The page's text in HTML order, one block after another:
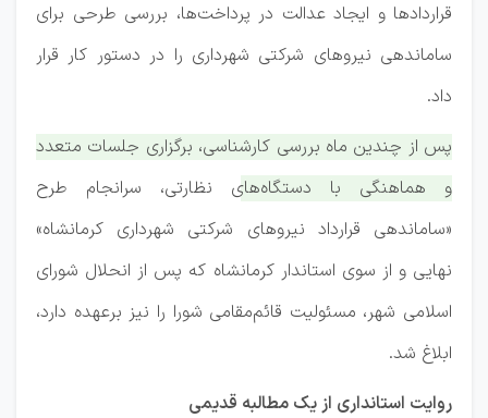
قراردادها و ایجاد عدالت در پرداخت‌ها، بررسی طرحی برای
ساماندهی نیروهای شرکتی شهرداری را در دستور کار قرار
داد.
پس از چندین ماه بررسی کارشناسی، برگزاری جلسات متعدد
و هماهنگی با دستگاه‌های نظارتی، سرانجام طرح
«ساماندهی قرارداد نیروهای شرکتی شهرداری کرمانشاه»
نهایی و از سوی استاندار کرمانشاه که پس از انحلال شورای
اسلامی شهر، مسئولیت قائم‌مقامی شورا را نیز برعهده دارد،
ابلاغ شد.
روایت استانداری از یک مطالبه قدیمی